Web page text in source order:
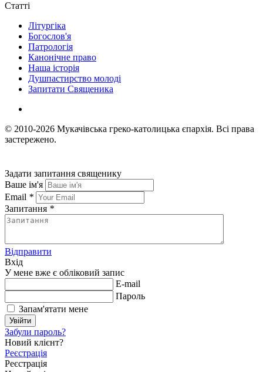
Статті
Літургіка
Богослов'я
Патрологія
Канонічне право
Наша історія
Душпастирство молоді
Запитати Священика
© 2010-2026 Мукачівська греко-католицька єпархія. Всі права
застережено.
Задати запитання священику
Ваше ім'я
Email *
Запитання *
Відправити
Вхід
У мене вже є обліковий запис
E-mail
Пароль
Запам'ятати мене
Увійти
Забули пароль?
Новий клієнт?
Реєстрація
Реєстрація